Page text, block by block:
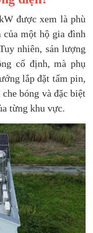
được xem là phù
của một hộ gia đình
nhiên, sản lượng
cố định, mà phụ
lắp đặt tấm pin,
bóng và đặc biệt
từng khu vực.